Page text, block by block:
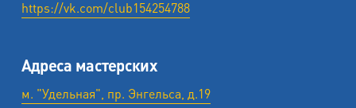
https://vk.com/club154254788
Адреса мастерских
м. "Удельная", пр. Энгельса, д.19